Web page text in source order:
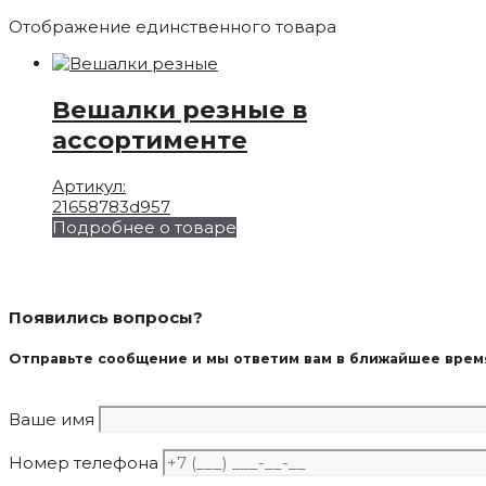
Отображение единственного товара
Вешалки резные в
ассортименте
Артикул:
21658783d957
Подробнее о товаре
Появились вопросы?
Отправьте сообщение и мы ответим вам в ближайшее
Ваше имя
Номер телефона